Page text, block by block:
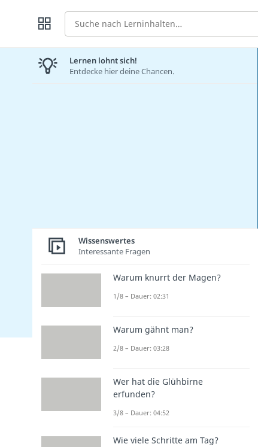
Suche
Lernen lohnt sich!
Entdecke hier deine Chancen.
Wissenswertes
Interessante Fragen
Warum knurrt der Magen?
1/8 – Dauer: 02:31
Warum gähnt man?
2/8 – Dauer: 03:28
Wer hat die Glühbirne
erfunden?
3/8 – Dauer: 04:52
Wie viele Schritte am Tag?